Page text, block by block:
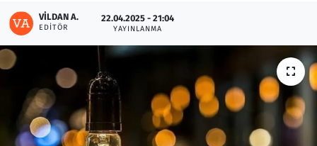
VILDAN A.
EDITÖR
22.04.2025 - 21:04
YAYINLANMA
Rüya Tabirleri
Savunma Sanayi
Seçim 2023